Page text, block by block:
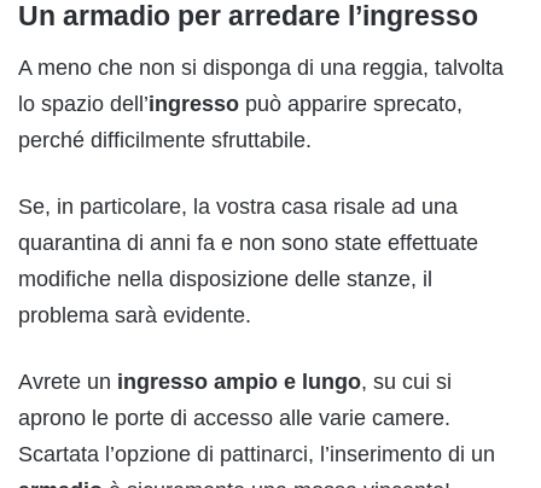
Un armadio per arredare l’ingresso
A meno che non si disponga di una reggia, talvolta
lo spazio dell’ingresso può apparire sprecato,
perché difficilmente sfruttabile.
Se, in particolare, la vostra casa risale ad una
quarantina di anni fa e non sono state effettuate
modifiche nella disposizione delle stanze, il
problema sarà evidente.
Avrete un ingresso ampio e lungo, su cui si
aprono le porte di accesso alle varie camere.
Scartata l’opzione di pattinarci, l’inserimento di un